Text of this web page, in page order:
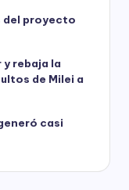
del proyecto
y rebaja la
de Milei a
casi